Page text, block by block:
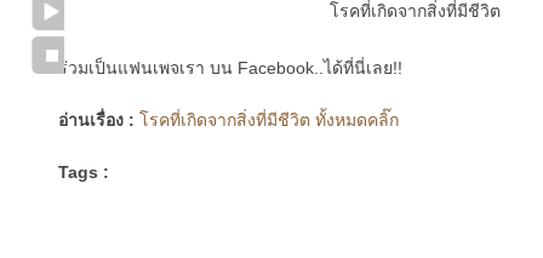
โรคที่เกิดจากสิ่งที่มีชีวิต
ร่วมเป็นแฟนเพจเรา บน Facebook..ได้ที่นี่เลย!!
อ่านเรื่อง : โรคที่เกิดจากสิ่งที่มีชีวิต ทั้งหมดคลิ๊ก
Tags :